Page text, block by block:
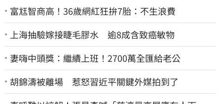
富尪智商高！36歲網紅狂拚7胎：不生浪費
上海抽驗嫁接睫毛膠水 逾8成含致癌敏物
妻嗨中頭獎：繼續上班！2700萬全匯給老公
胡錦濤被離場 惹怒習近平關鍵外媒拍到了